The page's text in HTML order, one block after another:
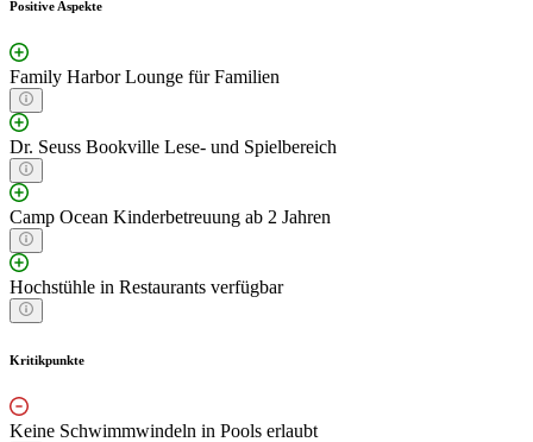
Positive Aspekte
Family Harbor Lounge für Familien
Dr. Seuss Bookville Lese- und Spielbereich
Camp Ocean Kinderbetreuung ab 2 Jahren
Hochstühle in Restaurants verfügbar
Kritikpunkte
Keine Schwimmwindeln in Pools erlaubt